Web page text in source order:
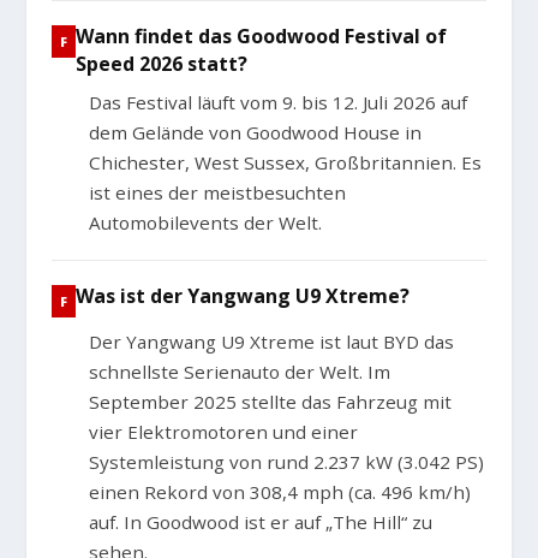
Wann findet das Goodwood Festival of
Speed 2026 statt?
Das Festival läuft vom 9. bis 12. Juli 2026 auf
dem Gelände von Goodwood House in
Chichester, West Sussex, Großbritannien. Es
ist eines der meistbesuchten
Automobilevents der Welt.
Was ist der Yangwang U9 Xtreme?
Der Yangwang U9 Xtreme ist laut BYD das
schnellste Serienauto der Welt. Im
September 2025 stellte das Fahrzeug mit
vier Elektromotoren und einer
Systemleistung von rund 2.237 kW (3.042 PS)
einen Rekord von 308,4 mph (ca. 496 km/h)
auf. In Goodwood ist er auf „The Hill“ zu
sehen.